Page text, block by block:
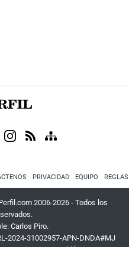
PRIVACIDAD EQUIPO
2006-2026 - Todos los
Carlos Piro.
2024-31002957-APN-DNDA#MJ
Argentina| Teléfono:+54 9 11